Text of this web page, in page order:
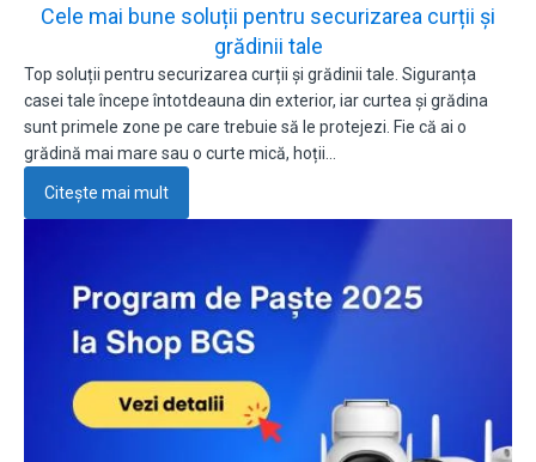
Cele mai bune soluții pentru securizarea curții și
grădinii tale
Top soluții pentru securizarea curții și grădinii tale. Siguranța
casei tale începe întotdeauna din exterior, iar curtea și grădina
sunt primele zone pe care trebuie să le protejezi. Fie că ai o
grădină mai mare sau o curte mică, hoții…
Citește mai mult